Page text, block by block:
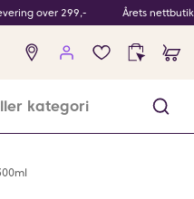
over 299,- Årets
Ingen
produkter